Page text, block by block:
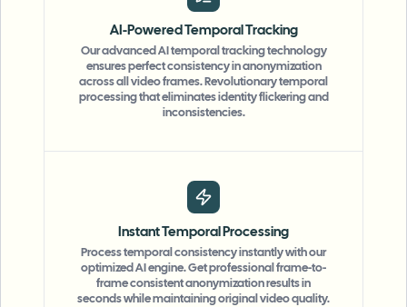
AI-Powered Temporal Tracking
Our advanced AI temporal tracking technology
ensures perfect consistency in anonymization
across all video frames. Revolutionary temporal
processing that eliminates identity flickering and
inconsistencies.
Instant Temporal Processing
Process temporal consistency instantly with our
optimized AI engine. Get professional frame-to-
frame consistent anonymization results in
seconds while maintaining original video quality.